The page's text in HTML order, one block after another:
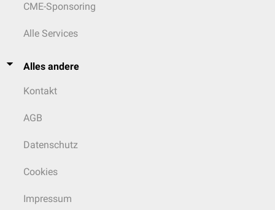
CME-Sponsoring
Alle Services
Alles andere
Kontakt
AGB
Datenschutz
Cookies
Impressum